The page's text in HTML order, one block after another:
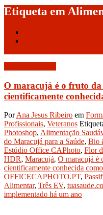
Etiqueta em
O maracujá é o fruto
cientificamente
PorAna Jesus Ribeiro em
Profissionais, Veteranos
Photoshop, Alimentação
do Maracujá para a Saúde, Bio
Estúdio Office CAPhoto, Flor
HDR, Maracujá, O maracujá é
cientificamente conhecida
OFFICECAPHOTO.PT,
Alimentar, Três EV,
implementado há um ano